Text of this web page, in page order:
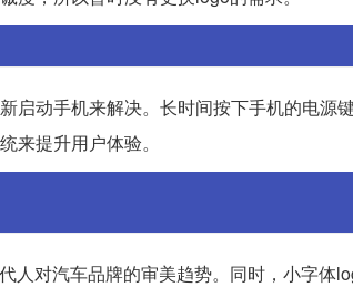
启动手机来解决。长时间按下手机的电源
来提升用户体验。
人对汽车品牌的审美趋势。同时，小字体